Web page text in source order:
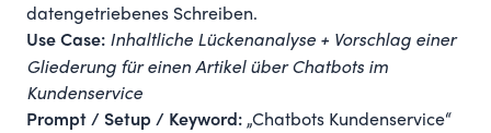
datengetriebenes Schreiben.
Use Case: Inhaltliche Lückenanalyse + Vorschlag einer
Gliederung für einen Artikel über Chatbots im
Kundenservice
Prompt / Setup / Keyword: „Chatbots Kundenservice“